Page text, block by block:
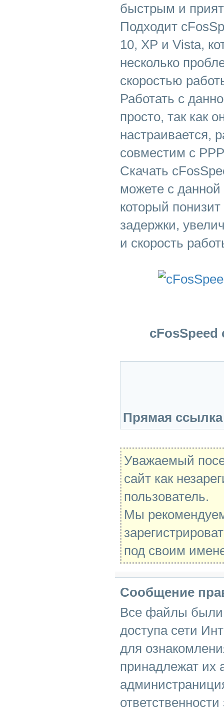
быстрым и
Подходит
10, ХР и Vista,
несколько
скоростью
Работать с
просто, так как
настраивается,
совместим с
Скачать
можете с
который
задержки,
и скорость
cFosSpeed
Прямая
Уважаемый
сайт как
пользователь.
Мы
под своим
Сообщение
Все файлы были
доступа сети
для
принадлежат их